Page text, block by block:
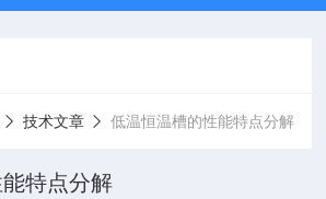
技术文章 低温恒温槽的性能特点分解
特点分解